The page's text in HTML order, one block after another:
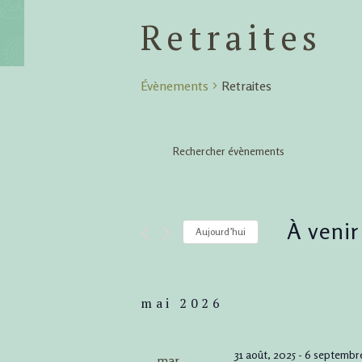
Retraites
Évènements Retraites
Recherche
de
vues
Évènements
clé.
Aujourd’hui À venir
mai 2026
31 août, 2025- 6